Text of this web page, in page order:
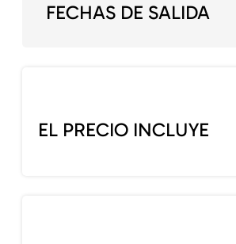
FECHAS DE SALIDA
EL PRECIO INCLUYE